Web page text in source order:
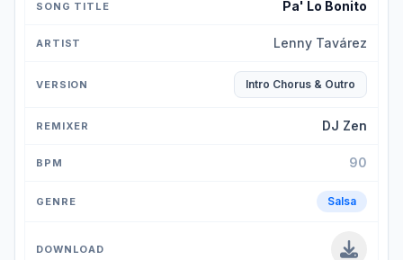
Pa' Lo Bonito
Lenny Tavárez
Intro Chorus & Outro
DJ Zen
90
Salsa